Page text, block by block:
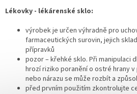
Lékovky - lékárenské sklo:
výrobek je určen výhradně pro
farmaceutických surovin, jejich
přípravků
pozor – křehké sklo. Při manipulaci
hrozí riziko poranění o ostré hrany
nebo nárazu se může rozbít a
před prvním použitím zkontrolujte